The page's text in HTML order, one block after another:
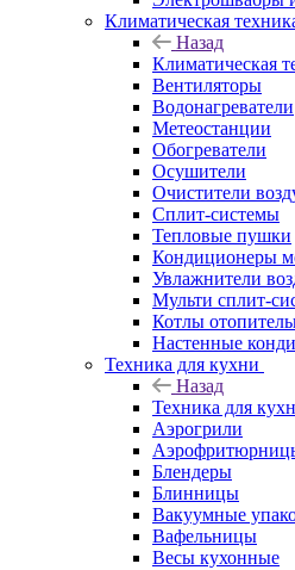
Климатическая
Назад
Климатическая
Вентиляторы
Водонагреватели
Метеостанции
Обогреватели
Осушители
Очистители
Сплит-системы
Тепловые пушки
Кондиционеры
Увлажнители
Мульти сплит-
Котлы
Настенные
Техника для кухни
Назад
Техника для
Аэрогрили
Блендеры
Блинницы
Вакуумные
Вафельницы
Весы кухонные